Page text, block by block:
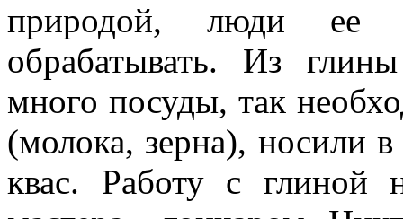
природой, люди ее
обрабатывать. Из
много посуды, так
(молока, зерна), носили
квас. Работу с глиной